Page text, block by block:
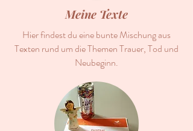
Meine Texte
Hier findest du eine bunte Mischung aus
Texten rund um die Themen Trauer, Tod und
Neubeginn.